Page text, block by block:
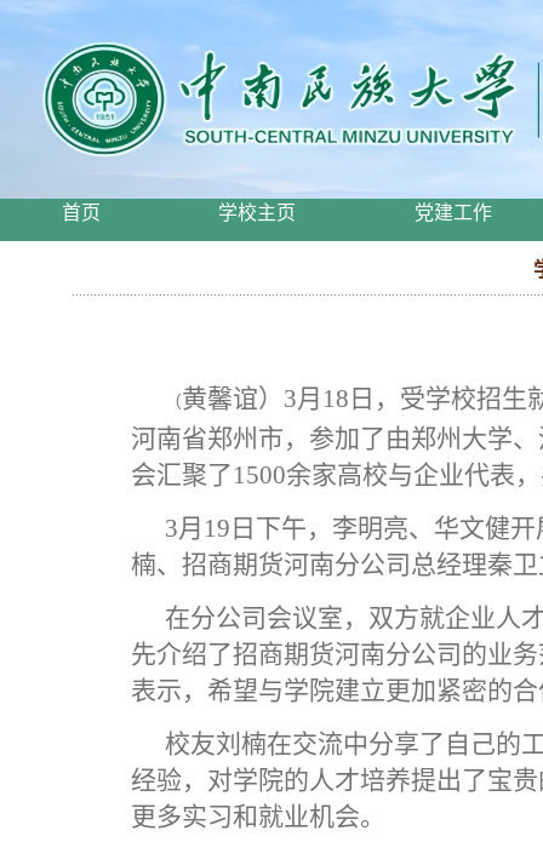
首页 学校主页 党建工作
（黄馨谊） 3月 18 日， 受学校招生
河南省郑州市，参加了由郑州大学
会汇聚了1500余家高校与企业代表
3月 19 日下午，李明亮、 华文健开
楠、招商期货河南分公司总经理秦
在分公司会议室，双方就企业人
先介绍了招商期货河南分公司的业
表示，希望与学院建立更加紧密的
校友刘楠在交流中分享了自己的
经验，对学院的人才培养提出了宝
更多实习和就业机会。